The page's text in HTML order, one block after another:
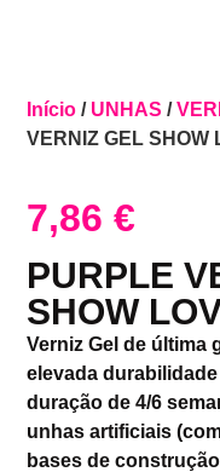
Início / UNHAS /
VERNIZ GEL SHOW
7,86€
PURPLE
SHOW
Verniz Gel de última
elevada
duração de 4/6
unhas artificiais
bases de